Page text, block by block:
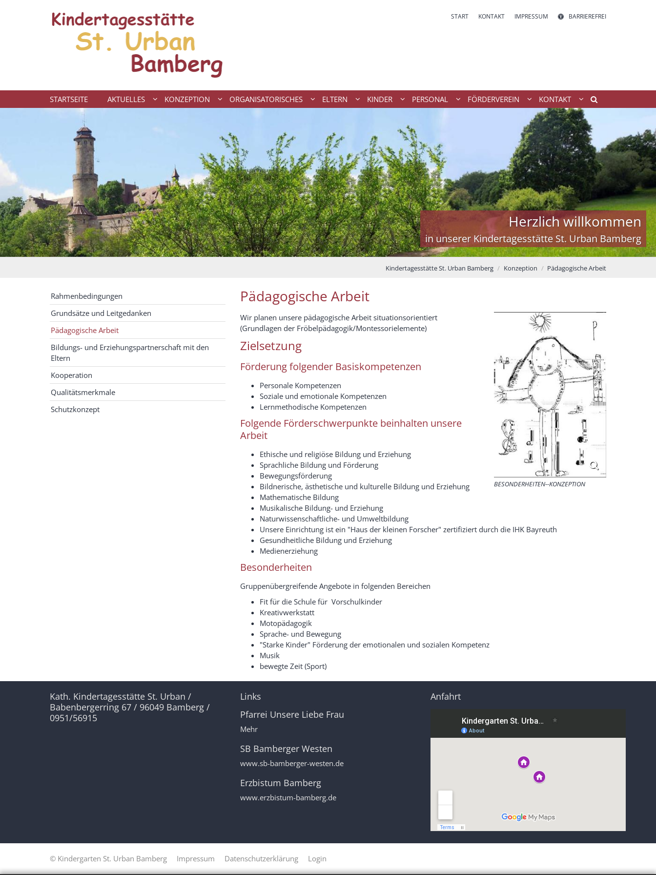
START KONTAKT IMPRESSUM BARRIEREFREI
STARTSEITE AKTUELLES KONZEPTION ORGANISATORISCHES ELTERN KINDER PERSONAL FÖRDERVEREIN KONTAKT
Herzlich willkommen
in unserer Kindertagesstätte St. Urban Bamberg
Kindertagesstätte St. Urban Bamberg Konzeption Pädagogische Arbeit
Pädagogische Arbeit
BESONDERHEITEN--KONZEPTION
Wir planen unsere pädagogische Arbeit situationsorientiert
(Grundlagen der Fröbelpädagogik/Montessorielemente)
Zielsetzung
Förderung folgender Basiskompetenzen
Personale Kompetenzen
Soziale und emotionale Kompetenzen
Lernmethodische Kompetenzen
Folgende Förderschwerpunkte beinhalten unsere
Arbeit
Ethische und religiöse Bildung und Erziehung
Sprachliche Bildung und Förderung
Bewegungsförderung
Bildnerische, ästhetische und kulturelle Bildung und Erziehung
Mathematische Bildung
Musikalische Bildung- und Erziehung
Naturwissenschaftliche- und Umweltbildung
Unsere Einrichtung ist ein "Haus der kleinen Forscher" zertifiziert durch die IHK Bayreuth
Gesundheitliche Bildung und Erziehung
Medienerziehung
Besonderheiten
Gruppenübergreifende Angebote in folgenden Bereichen
Fit für die Schule für Vorschulkinder
Kreativwerkstatt
Motopädagogik
Sprache- und Bewegung
"Starke Kinder" Förderung der emotionalen und sozialen Kompetenz
Musik
bewegte Zeit (Sport)
Rahmenbedingungen
Grundsätze und Leitgedanken
Pädagogische Arbeit
Bildungs- und Erziehungspartnerschaft mit den
Eltern
Kooperation
Qualitätsmerkmale
Schutzkonzept
Kath. Kindertagesstätte St. Urban /
Babenbergerring 67 / 96049 Bamberg /
0951/56915
Links
Pfarrei Unsere Liebe Frau
Mehr
SB Bamberger Westen
www.sb-bamberger-westen.de
Erzbistum Bamberg
www.erzbistum-bamberg.de
Anfahrt
© Kindergarten St. Urban Bamberg Impressum Datenschutzerklärung Login